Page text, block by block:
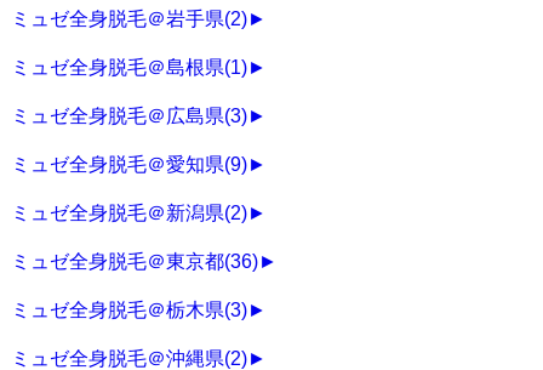
ミュゼ全身脱毛＠岩手県(2)►
ミュゼ全身脱毛＠島根県(1)►
ミュゼ全身脱毛＠広島県(3)►
ミュゼ全身脱毛＠愛知県(9)►
ミュゼ全身脱毛＠新潟県(2)►
ミュゼ全身脱毛＠東京都(36)►
ミュゼ全身脱毛＠栃木県(3)►
ミュゼ全身脱毛＠沖縄県(2)►